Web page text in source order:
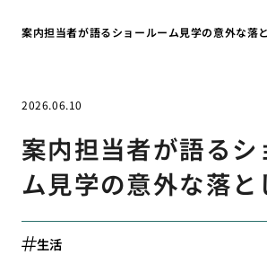
案内担当者が語るショールーム見学の意外な落
2026.06.10
案内担当者が語るシ
ム見学の意外な落と
生活